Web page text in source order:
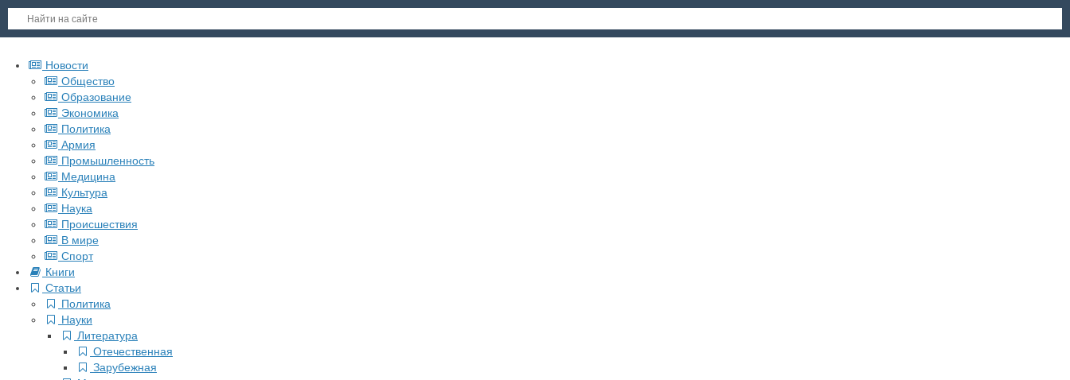
Новости
Общество
Образование
Экономика
Политика
Армия
Промышленность
Медицина
Культура
Наука
Происшествия
В мире
Спорт
Книги
Статьи
Политика
Науки
Литература
Отечественная
Зарубежная